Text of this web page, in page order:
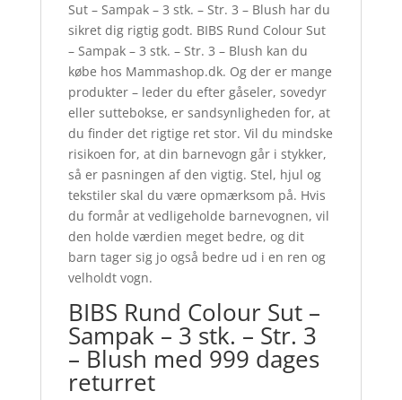
Sut – Sampak – 3 stk. – Str. 3 – Blush har du
sikret dig rigtig godt. BIBS Rund Colour Sut
– Sampak – 3 stk. – Str. 3 – Blush kan du
købe hos Mammashop.dk. Og der er mange
produkter – leder du efter gåseler, sovedyr
eller suttebokse, er sandsynligheden for, at
du finder det rigtige ret stor. Vil du mindske
risikoen for, at din barnevogn går i stykker,
så er pasningen af den vigtig. Stel, hjul og
tekstiler skal du være opmærksom på. Hvis
du formår at vedligeholde barnevognen, vil
den holde værdien meget bedre, og dit
barn tager sig jo også bedre ud i en ren og
velholdt vogn.
BIBS Rund Colour Sut –
Sampak – 3 stk. – Str. 3
– Blush med 999 dages
returret